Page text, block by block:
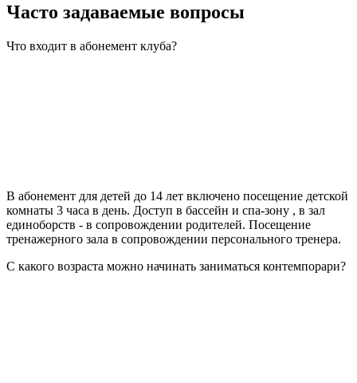
Часто задаваемые вопросы
Что входит в абонемент клуба?
В абонемент для детей до 14 лет включено посещение детской
комнаты 3 часа в день. Доступ в бассейн и спа-зону , в зал
единоборств - в сопровождении родителей. Посещение
тренажерного зала в сопровождении персонального тренера.
С какого возраста можно начинать заниматься контемпорари?